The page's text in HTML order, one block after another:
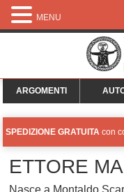
ARGOMENTI
SPEDIZIONE GRATUITA con
ETTORE
MENU